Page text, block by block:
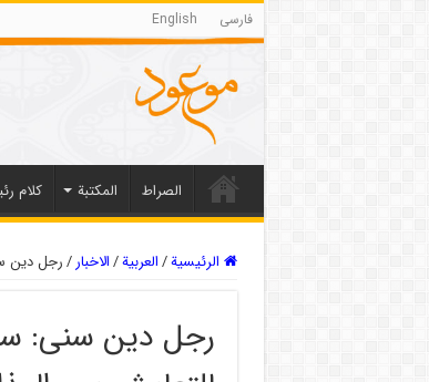
فارسی English
الصراط المکتبة كلام
الرئيسية/العربیة/الاخبار /رجل دین
رجل دین سنی: